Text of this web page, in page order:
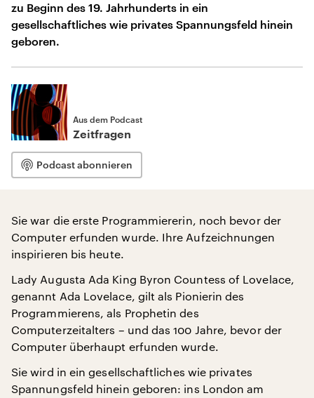
zu Beginn des 19. Jahrhunderts in ein
gesellschaftliches wie privates Spannungsfeld hinein
geboren.
Aus dem Podcast
Zeitfragen
Podcast abonnieren
Sie war die erste Programmiererin, noch bevor der
Computer erfunden wurde. Ihre Aufzeichnungen
inspirieren bis heute.
Lady Augusta Ada King Byron Countess of Lovelace,
genannt Ada Lovelace, gilt als Pionierin des
Programmierens, als Prophetin des
Computerzeitalters – und das 100 Jahre, bevor der
Computer überhaupt erfunden wurde.
Sie wird in ein gesellschaftliches wie privates
Spannungsfeld hinein geboren: ins London am